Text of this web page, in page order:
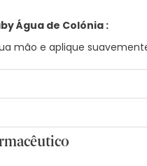
Água de Colónia :
mão e aplique
DE RÍCINO
EXTRACTO DE FLOR DE